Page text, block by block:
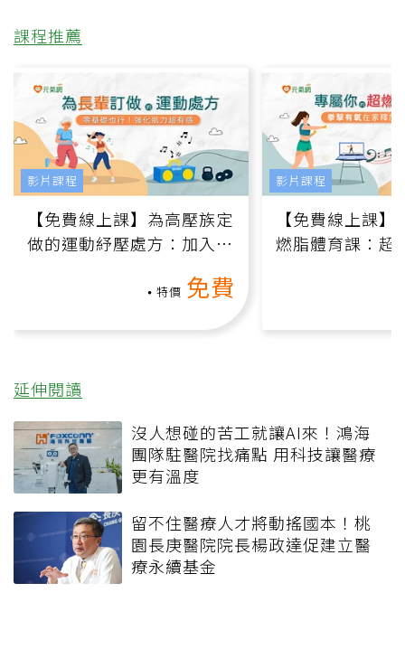
課程推薦
【免費線上課】為高壓族定
做的運動紓壓處方：加入行
特價 免費
影片課程
【免費線上課
燃脂體育課：超
影片課程
延伸閱讀
沒人想碰的苦工就讓AI來！鴻海
團隊駐醫院找痛點 用科技讓醫療
更有溫度
留不住醫療人才將動搖國本！桃
園長庚醫院院長楊政達促建立醫
療永續基金